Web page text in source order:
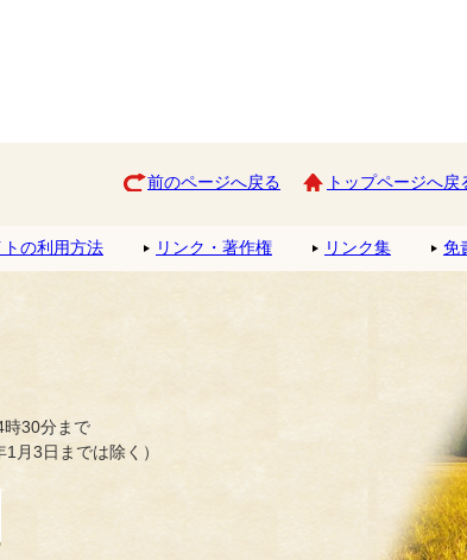
前のページへ戻る トップページへ戻
トの利用方法 リンク・著作権 リンク集 免
時30分まで
月3日までは除く）